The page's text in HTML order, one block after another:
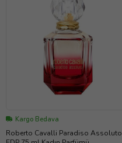
Kargo Bedava
Roberto Cavalli Paradiso Assoluto